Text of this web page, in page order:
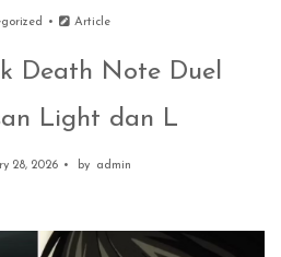
Article
Death Note Duel
Light dan L
28, 2026 by admin